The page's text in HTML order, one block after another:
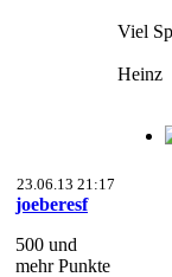
Viel
Heinz
23.06.13 21:17
joeberesf
500 und
mehr Punkte